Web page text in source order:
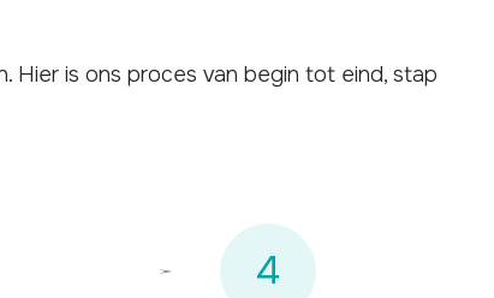
Hier is ons proces van begin tot eind, stap
4